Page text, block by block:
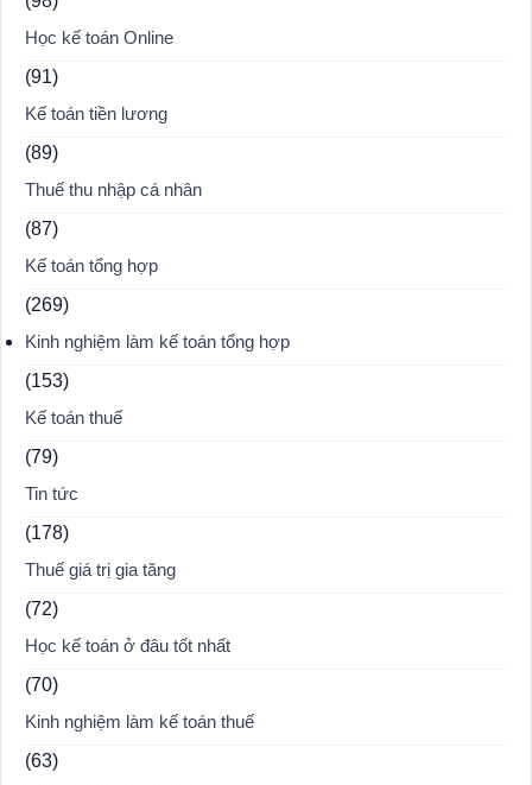
Học kế toán Online
(91)
Kế toán tiền lương
(89)
Thuế thu nhập cá nhân
(87)
Kế toán tổng hợp
(269)
Kinh nghiệm làm kế toán tổng hợp
(153)
Kế toán thuế
(79)
Tin tức
(178)
Thuế giá trị gia tăng
(72)
Học kế toán ở đâu tốt nhất
(70)
Kinh nghiệm làm kế toán thuế
(63)